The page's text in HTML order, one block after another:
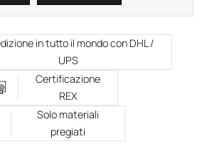
in tutto il mondo con DHL /
UPS
Certificazione
REX
Solo materiali
pregiati